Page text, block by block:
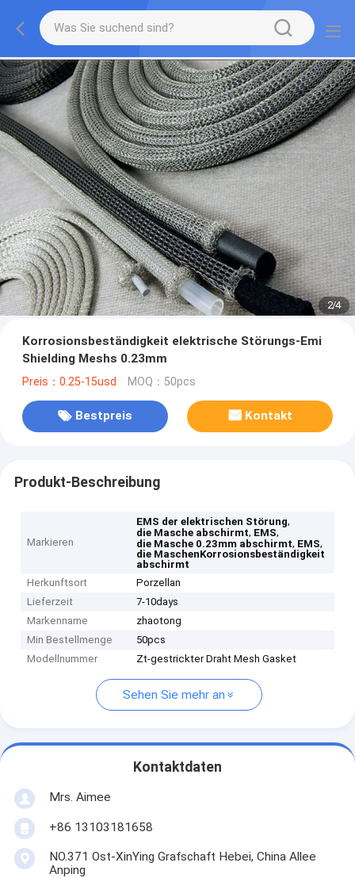
2/4
Korrosionsbeständigkeit elektrische Störungs-Emi
Shielding Meshs 0.23mm
Preis：0.25-15usd MOQ：50pcs
Bestpreis Kontakt
Produkt-Beschreibung
Markieren
EMS der elektrischen Störung,
die Masche abschirmt, EMS,
die Masche 0.23mm abschirmt, EMS,
die MaschenKorrosionsbeständigkeit
abschirmt
Herkunftsort
Porzellan
Lieferzeit
7-10days
Markenname
zhaotong
Min Bestellmenge
50pcs
Modellnummer
Zt-gestrickter Draht Mesh Gasket
Sehen Sie mehr an
Kontaktdaten
Mrs. Aimee
+86 13103181658
NO.371 Ost-XinYing Grafschaft Hebei, China Allee
Anping